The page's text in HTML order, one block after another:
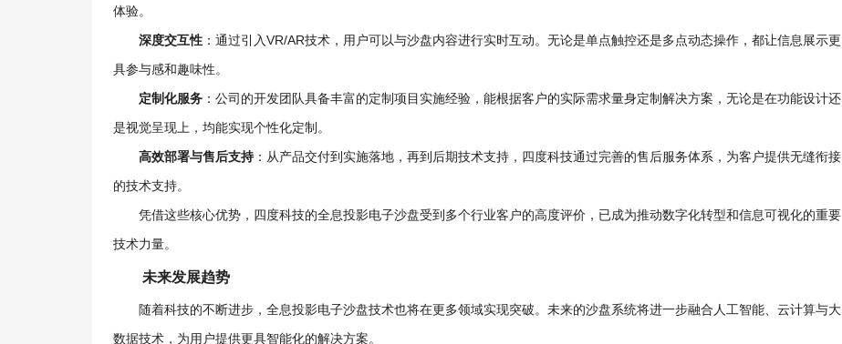
体验。
深度交互性：通过引入VR/AR技术，用户可以与沙盘内容进行实时互动。无论是单点触控还是多点动态操作，都让信息展示更
具参与感和趣味性。
定制化服务：公司的开发团队具备丰富的定制项目实施经验，能根据客户的实际需求量身定制解决方案，无论是在功能设计还
是视觉呈现上，均能实现个性化定制。
高效部署与售后支持：从产品交付到实施落地，再到后期技术支持，四度科技通过完善的售后服务体系，为客户提供无缝衔接
的技术支持。
凭借这些核心优势，四度科技的全息投影电子沙盘受到多个行业客户的高度评价，已成为推动数字化转型和信息可视化的重要
技术力量。
未来发展趋势
随着科技的不断进步，全息投影电子沙盘技术也将在更多领域实现突破。未来的沙盘系统将进一步融合人工智能、云计算与大
数据技术，为用户提供更具智能化的解决方案。